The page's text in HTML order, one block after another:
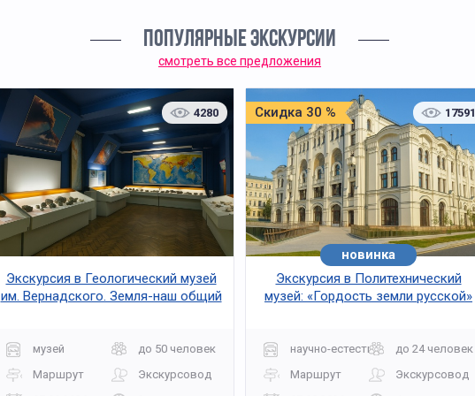
ПОПУЛЯРНЫЕ ЭКСКУРСИИ
смотреть все предложения
4280
Экскурсия в Геологический музей
им. Вернадского. Земля-наш общий
музей
до 50 человек
Маршрут
Экскурсовод
Скидка 30 % 17591
новинка
Экскурсия в Политехнический
музей: «Гордость земли русской»
научно-естественнаядо 24 человек
Маршрут
Экскурсовод